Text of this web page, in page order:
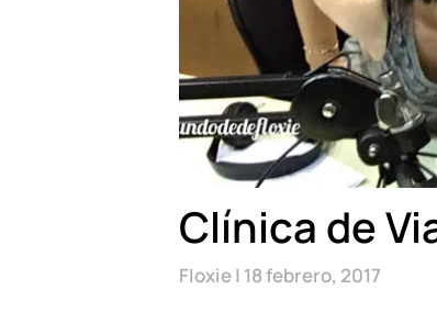
Clínica de
Floxie 18 febrero, 2017